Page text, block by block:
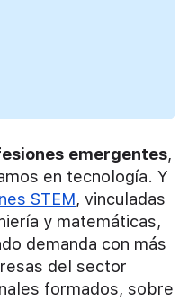
emergentes,
en tecnología. Y
STEM, vinculadas
y matemáticas,
demanda con más
del sector
formados, sobre